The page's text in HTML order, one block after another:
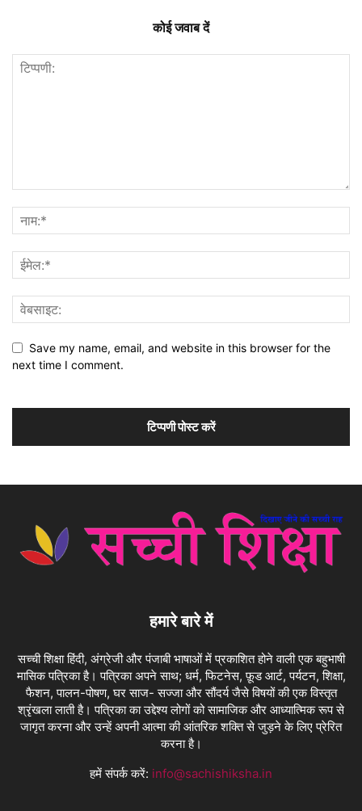
कोई जवाब दें
Save my name, email, and website in this browser for the
next time I comment.
हमारे बारे में
सच्ची शिक्षा हिंदी, अंग्रेजी और पंजाबी भाषाओं में प्रकाशित होने वाली एक बहुभाषी
मासिक पत्रिका है। पत्रिका अपने साथ; धर्म, फिटनेस, फ़ूड आर्ट, पर्यटन, शिक्षा,
फैशन, पालन-पोषण, घर साज- सज्जा और सौंदर्य जैसे विषयों की एक विस्तृत
श्रृंखला लाती है। पत्रिका का उद्देश्य लोगों को सामाजिक और आध्यात्मिक रूप से
जागृत करना और उन्हें अपनी आत्मा की आंतरिक शक्ति से जुड़ने के लिए प्रेरित
करना है।
हमें संपर्क करें: info@sachishiksha.in